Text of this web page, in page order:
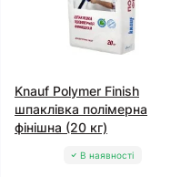
Knauf Polymer Finish
шпаклівка полімерна
фінішна (20 кг)
В наявності